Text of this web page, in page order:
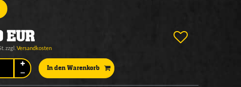
EUR
zzgl. Versandkosten
In den Warenkorb